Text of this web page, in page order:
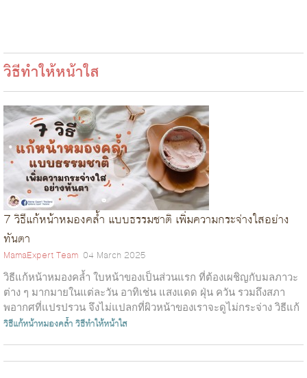
วิธีทำให้หน้าใส
7 วิธีแก้หน้าหมองคล้ำ แบบธรรมชาติ เพิ่มความกระจ่างใสอย่าง
ทันตา
MamaExpert Team 04 March 2025
วิธีแก้หน้าหมองคล้ำ ใบหน้าของเป็นส่วนแรก ที่ต้องเผชิญกับมลภาวะ
ต่าง ๆ มากมายในแต่ละวัน อาทิเช่น แสงแดด ฝุ่น ควัน รวมถึงสภา
พอากศที่แปรปรวน จึงไม่แปลกที่ผิวหน้าของเราจะดูไม่กระจ่าง วิธีแก้
หน้าหมองคล้ำ...
วิธีแก้หน้าหมองคล้ำวิธีทำให้หน้าใส